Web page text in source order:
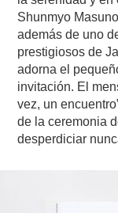
Shunmyo
además de uno
prestigiosos de
adorna el
invitación. El
vez, un
de la ceremonia
desperdiciar